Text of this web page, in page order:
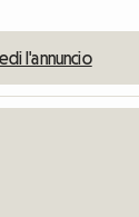
l'annuncio